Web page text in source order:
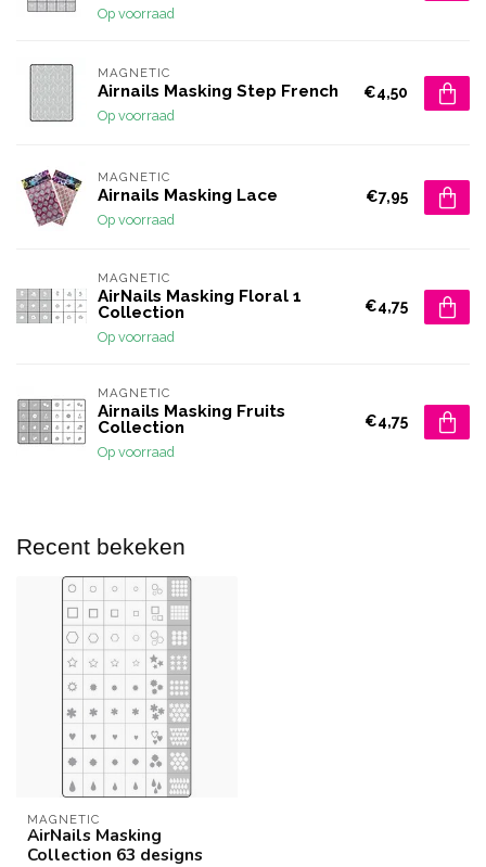
Op voorraad
MAGNETIC
Airnails Masking Step French
Op voorraad
€4,50
MAGNETIC
Airnails Masking Lace
Op voorraad
€7,95
MAGNETIC
AirNails Masking Floral 1
Collection
Op voorraad
€4,75
MAGNETIC
Airnails Masking Fruits
Collection
Op voorraad
€4,75
Recent bekeken
MAGNETIC
AirNails Masking
Collection 63 designs